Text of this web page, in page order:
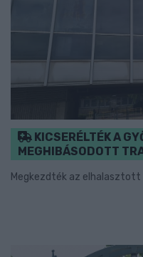
KICSERÉLTÉK A
MEGHIBÁSODOTT
Megkezdték az